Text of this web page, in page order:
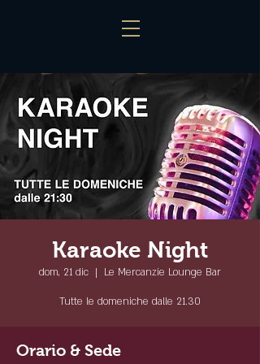
Karaoke Night
dom, 21 dic
  |
Le Mercanzie Lounge Bar
Tutte le domeniche dalle 21.30
Orario & Sede